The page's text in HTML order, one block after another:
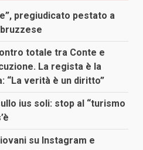
pregiudicato pestato a
totale tra Conte e
La regista è la
“La verità è un diritto”
ius soli: stop al “turismo
su Instagram e